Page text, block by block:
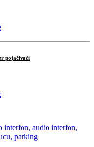
pojačivači